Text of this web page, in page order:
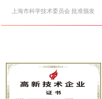
上海市科学技术委员会 批准颁发